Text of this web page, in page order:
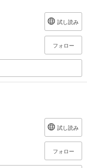
試し読み
フォロー
試し読み
フォロー